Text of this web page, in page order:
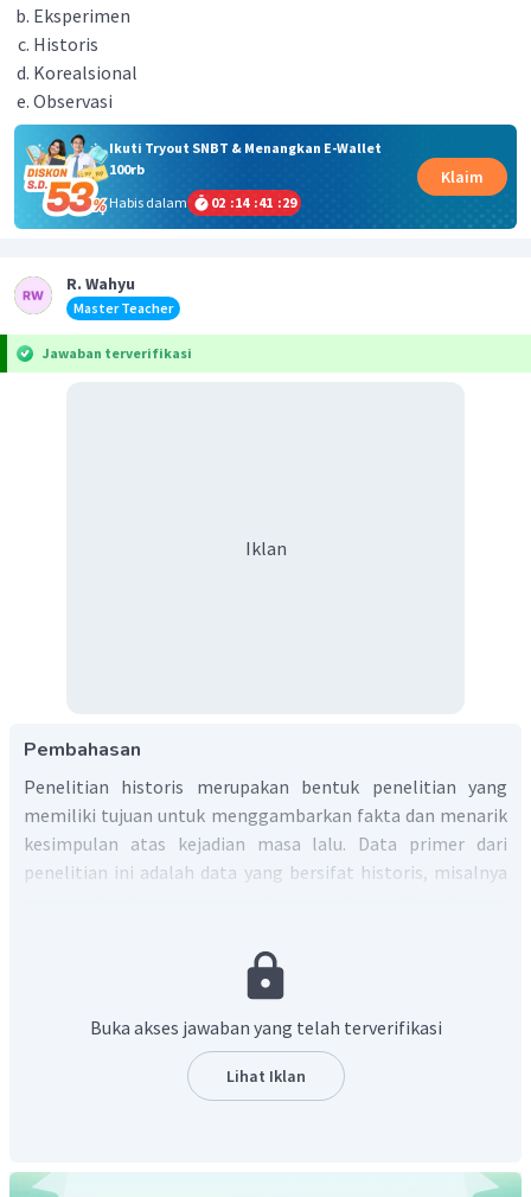
Eksperimen
Historis
Korealsional
Observasi
Ikuti Tryout SNBT & Menangkan E-Wallet
100rb
Habis dalam
02 :14 :41 :29
Klaim
R. Wahyu
Master Teacher
Jawaban terverifikasi
Iklan
Pembahasan
Penelitian historis merupakan bentuk penelitian yang
memiliki tujuan untuk menggambarkan fakta dan menarik
kesimpulan atas kejadian masa lalu. Data primer dari
penelitian ini adalah data yang bersifat historis, misalnya
dapat digunakan untuk menemukan solusi sementara
berdasarkan kejadian masa lalu dan menggambarkan tren
tersebut, jawaban yang tepat C.
Buka akses jawaban yang telah terverifikasi
Lihat Iklan